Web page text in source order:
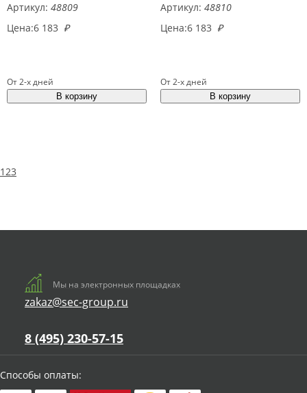
Артикул: 48809
Цена:6 183 ₽
От 2-х дней
Артикул: 48810
Цена:6 183 ₽
От 2-х дней
123
Мы на электронных площадках
zakaz@sec-group.ru
8 (495) 230-57-15
Способы оплаты: